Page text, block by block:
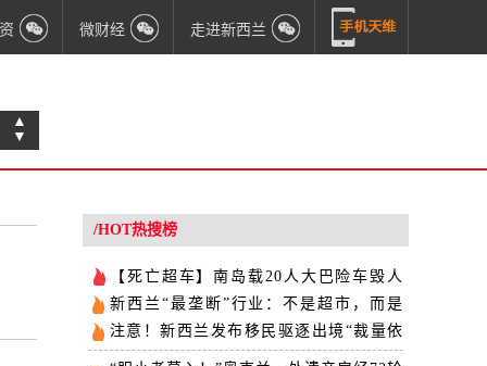
微财经 走进新西兰
▲
▼
/HOT热搜榜
【死亡超车】南岛载20人大巴险车毁人
亡
新西兰“最垄断”行业：不是超市，而是
它！
注意！新西兰发布移民驱逐出境“裁量依
据”